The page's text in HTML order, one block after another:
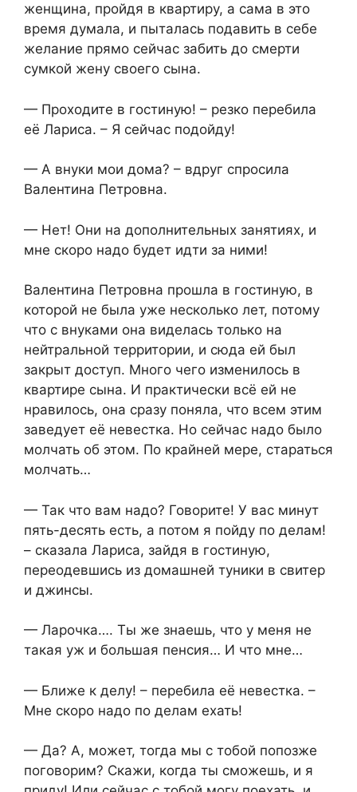
женщина, пройдя в квартиру, а сама в это
время думала, и пыталась подавить в себе
желание прямо сейчас забить до смерти
сумкой жену своего сына.
— Проходите в гостиную! – резко перебила
её Лариса. – Я сейчас подойду!
— А внуки мои дома? – вдруг спросила
Валентина Петровна.
— Нет! Они на дополнительных занятиях, и
мне скоро надо будет идти за ними!
Валентина Петровна прошла в гостиную, в
которой не была уже несколько лет, потому
что с внуками она виделась только на
нейтральной территории, и сюда ей был
закрыт доступ. Много чего изменилось в
квартире сына. И практически всё ей не
нравилось, она сразу поняла, что всем этим
заведует её невестка. Но сейчас надо было
молчать об этом. По крайней мере, стараться
молчать…
— Так что вам надо? Говорите! У вас минут
пять-десять есть, а потом я пойду по делам!
– сказала Лариса, зайдя в гостиную,
переодевшись из домашней туники в свитер
и джинсы.
— Ларочка…. Ты же знаешь, что у меня не
такая уж и большая пенсия… И что мне…
— Ближе к делу! – перебила её невестка. –
Мне скоро надо по делам ехать!
— Да? А, может, тогда мы с тобой попозже
поговорим? Скажи, когда ты сможешь, и я